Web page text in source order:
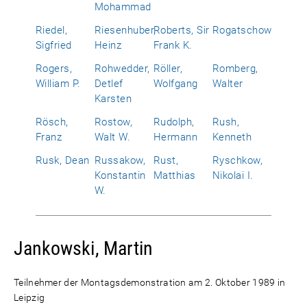
Mohammad
Riedel,
Sigfried
Riesenhuber,
Heinz
Roberts, Sir
Frank K.
Rogatschow
Rogers,
William P.
Rohwedder,
Detlef
Karsten
Röller,
Wolfgang
Romberg,
Walter
Rösch,
Franz
Rostow,
Walt W.
Rudolph,
Hermann
Rush,
Kenneth
Rusk, Dean Russakow,
Konstantin
W.
Rust,
Matthias
Ryschkow,
Nikolai I.
Jankowski, Martin
Teilnehmer der Montagsdemonstration am 2. Oktober 1989 in
Leipzig